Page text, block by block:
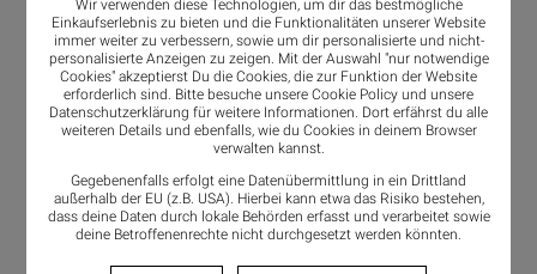
Wir verwenden diese Technologien, um dir das bestmögliche
Einkaufserlebnis zu bieten und die Funktionalitäten unserer Website
immer weiter zu verbessern, sowie um dir personalisierte und nicht-
personalisierte Anzeigen zu zeigen. Mit der Auswahl "nur notwendige
Cookies" akzeptierst Du die Cookies, die zur Funktion der Website
erforderlich sind. Bitte besuche unsere Cookie Policy und unsere
Datenschutzerklärung für weitere Informationen. Dort erfährst du alle
weiteren Details und ebenfalls, wie du Cookies in deinem Browser
verwalten kannst.
Gegebenenfalls erfolgt eine Datenübermittlung in ein Drittland
außerhalb der EU (z.B. USA). Hierbei kann etwa das Risiko bestehen,
dass deine Daten durch lokale Behörden erfasst und verarbeitet sowie
deine Betroffenenrechte nicht durchgesetzt werden könnten.